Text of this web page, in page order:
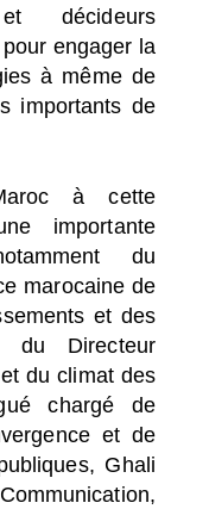
décideurs
engager la
à même de
importants de
à cette
importante
du
marocaine de
et des
du Directeur
du climat des
chargé de
et de
Ghali